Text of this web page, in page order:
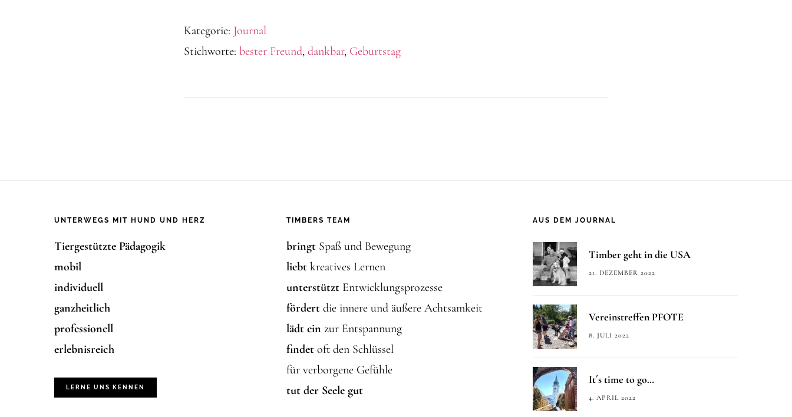
Kategorie: Journal
Stichworte: bester Freund, dankbar, Geburtstag
UNTERWEGS MIT HUND UND HERZ
Tiergestützte Pädagogik
mobil
individuell
ganzheitlich
professionell
erlebnisreich
LERNE UNS KENNEN
TIMBERS TEAM
bringt Spaß und Bewegung
liebt kreatives Lernen
unterstützt Entwicklungsprozesse
fördert die innere und äußere Achtsamkeit
lädt ein zur Entspannung
findet oft den Schlüssel
für verborgene Gefühle
tut der Seele gut
AUS DEM JOURNAL
Timber geht in die USA
21. DEZEMBER 2022
Vereinstreffen PFOTE
8. JULI 2022
It´s time to go…
4. APRIL 2022